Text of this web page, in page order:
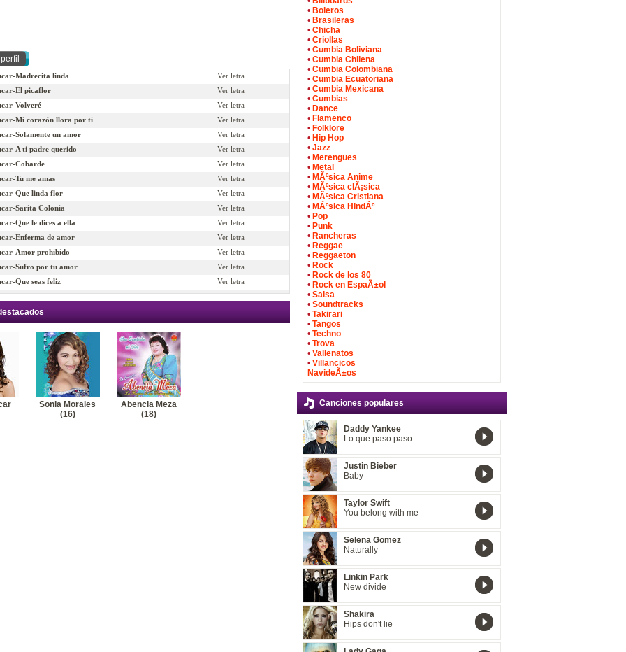
Madrecita linda
Ver letra
El picaflor
Ver letra
Volveré
Ver letra
Mi corazón llora por ti
Ver letra
Solamente un amor
Ver letra
A ti padre querido
Ver letra
Cobarde
Ver letra
Tu me amas
Ver letra
Que linda flor
Ver letra
Sarita Colonia
Ver letra
Que le dices a ella
Ver letra
Enferma de amor
Ver letra
Amor prohibido
Ver letra
Sufro por tu amor
Ver letra
Que seas feliz
Ver letra
Amiga escuchame
Ver letra
Tu amor no vale nada
Hoy me iré
Ver letra
Aparentaba ser bueno
Madre
Sonia Morales
(16)
Abencia Meza
(18)
• Boleros
• Brasileras
• Chicha
• Criollas
• Cumbia Boliviana
• Cumbia Chilena
• Cumbia Colombiana
• Cumbia Ecuatoriana
• Cumbia Mexicana
• Cumbias
• Dance
• Flamenco
• Folklore
• Hip Hop
• Jazz
• Merengues
• Metal
• MÃºsica Anime
• MÃºsica clÃ¡sica
• MÃºsica Cristiana
• MÃºsica HindÃº
• Pop
• Punk
• Rancheras
• Reggae
• Reggaeton
• Rock
• Rock de los 80
• Rock en EspaÃ±ol
• Salsa
• Soundtracks
• Takirari
• Tangos
• Techno
• Trova
• Vallenatos
• Villancicos
NavideÃ±os
Canciones populares
Daddy Yankee
Lo que paso paso
Justin Bieber
Baby
Taylor Swift
You belong with me
Selena Gomez
Naturally
Linkin Park
New divide
Shakira
Hips don't lie